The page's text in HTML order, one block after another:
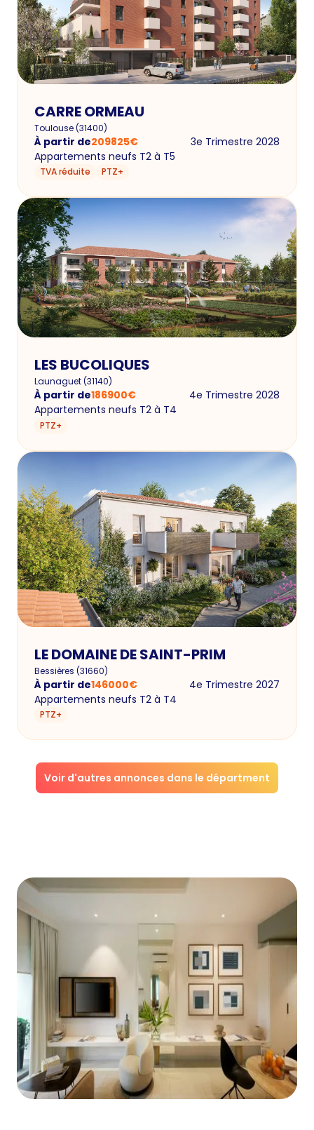
CARRE ORMEAU
Toulouse(31400)
À partir de209825€
3e Trimestre 2028
Appartements neufs T2 à T5
TVA réduite PTZ+
LES BUCOLIQUES
Launaguet(31140)
À partir de186900€
4e Trimestre 2028
Appartements neufs T2 à T4
PTZ+
LE DOMAINE DE SAINT-PRIM
Bessières (31660)
À partir de146000€
4e Trimestre 2027
Appartements neufs T2 à T4
PTZ+
Voir d'autres annonces dans le départment